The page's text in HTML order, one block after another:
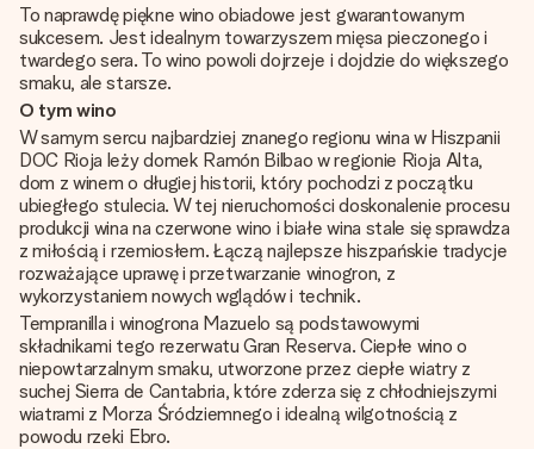
To naprawdę piękne wino obiadowe jest gwarantowanym
sukcesem. Jest idealnym towarzyszem mięsa pieczonego i
twardego sera. To wino powoli dojrzeje i dojdzie do większego
smaku, ale starsze.
O tym wino
W samym sercu najbardziej znanego regionu wina w Hiszpanii
DOC Rioja leży domek Ramón Bilbao w regionie Rioja Alta,
dom z winem o długiej historii, który pochodzi z początku
ubiegłego stulecia. W tej nieruchomości doskonalenie procesu
produkcji wina na czerwone wino i białe wina stale się sprawdza
z miłością i rzemiosłem. Łączą najlepsze hiszpańskie tradycje
rozważające uprawę i przetwarzanie winogron, z
wykorzystaniem nowych wglądów i technik.
Tempranilla i winogrona Mazuelo są podstawowymi
składnikami tego rezerwatu Gran Reserva. Ciepłe wino o
niepowtarzalnym smaku, utworzone przez ciepłe wiatry z
suchej Sierra de Cantabria, które zderza się z chłodniejszymi
wiatrami z Morza Śródziemnego i idealną wilgotnością z
powodu rzeki Ebro.